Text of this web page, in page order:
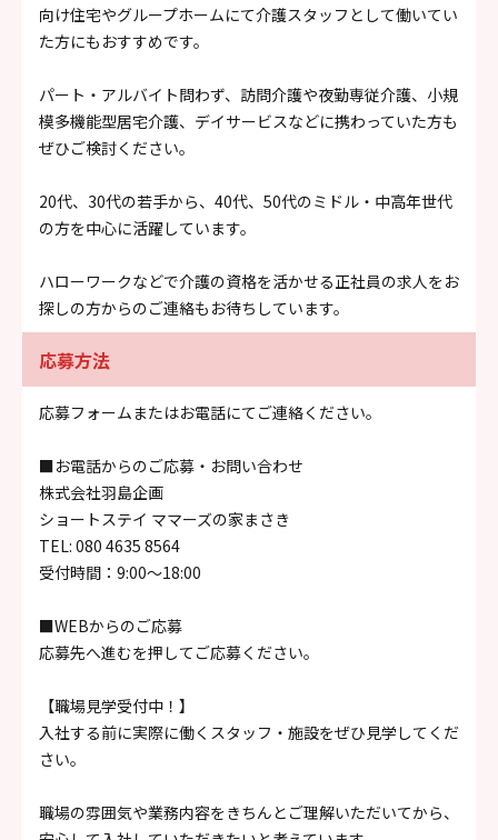
向け住宅やグループホームにて介護スタッフとして働いてい
た方にもおすすめです。
パート・アルバイト問わず、訪問介護や夜勤専従介護、小規
模多機能型居宅介護、デイサービスなどに携わっていた方も
ぜひご検討ください。
20代、30代の若手から、40代、50代のミドル・中高年世代
の方を中心に活躍しています。
ハローワークなどで介護の資格を活かせる正社員の求人をお
探しの方からのご連絡もお待ちしています。
応募方法
応募フォームまたはお電話にてご連絡ください。
■お電話からのご応募・お問い合わせ
株式会社羽島企画
ショートステイ ママーズの家まさき
TEL: 080 4635 8564
受付時間：9:00～18:00
■WEBからのご応募
応募先へ進むを押してご応募ください。
【職場見学受付中！】
入社する前に実際に働くスタッフ・施設をぜひ見学してくだ
さい。
職場の雰囲気や業務内容をきちんとご理解いただいてから、